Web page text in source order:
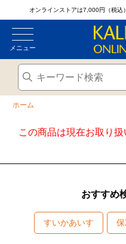
オンラインストアは7,000円（税込
メニュー
ホーム
この商品は現在お取り
おすすめ
すいかあいす